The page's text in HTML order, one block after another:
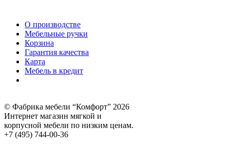
О производстве
Мебельные ручки
Корзина
Гарантия качества
Карта
Мебель в кредит
© Фабрика мебели “Комфорт” 2026
Интернет магазин мягкой и
корпусной мебели по низким ценам.
+7 (495) 744-00-36